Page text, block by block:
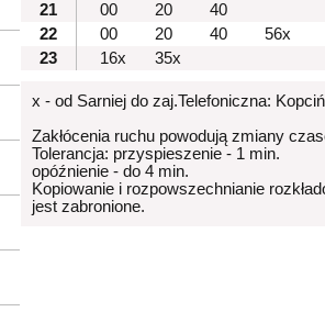
21
00 20
40
22
00 20 40
56x
23
16x 35x
x - od Sarniej do zaj.Telefoniczna:
Zakłócenia ruchu powodują zmiany
Tolerancja: przyspieszenie - 1 min.
opóźnienie - do 4 min.
Kopiowanie i rozpowszechnianie
jest zabronione.